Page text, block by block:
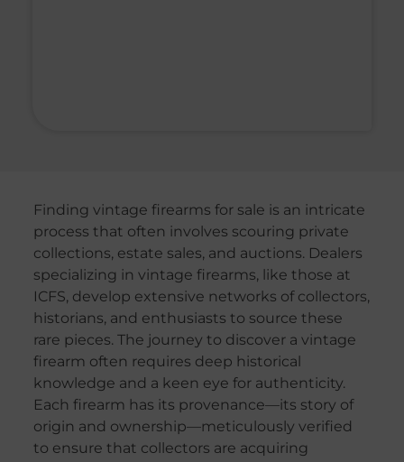
Finding vintage firearms for sale is an intricate
process that often involves scouring private
collections, estate sales, and auctions. Dealers
specializing in vintage firearms, like those at
ICFS, develop extensive networks of collectors,
historians, and enthusiasts to source these
rare pieces. The journey to discover a vintage
firearm often requires deep historical
knowledge and a keen eye for authenticity.
Each firearm has its provenance—its story of
origin and ownership—meticulously verified
to ensure that collectors are acquiring